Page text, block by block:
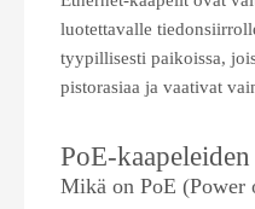
luotettavalle
tyypillisesti paikoissa,
pistorasiaa ja vaativat
PoE-
Mikä on PoE (Power